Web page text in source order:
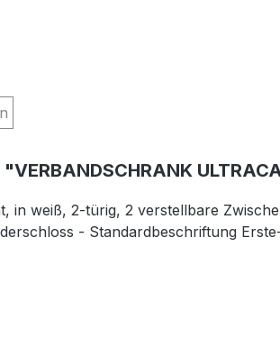
in weiß, 2-türig, 2 verstellbare
- Standardbeschriftung